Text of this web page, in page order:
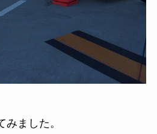
みました。